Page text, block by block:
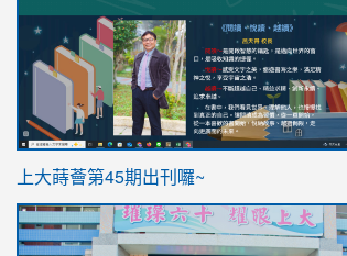
ink
https://sites.google.com/stes.tyc.edu.tw/
link
https://sites.google.com/stes.tyc.edu.tw/
上大蒔薈第45期出刊囉~